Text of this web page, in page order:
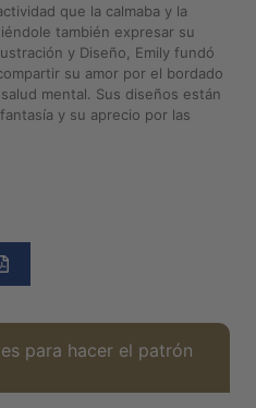
que la calmaba y la
también expresar su
y Diseño, Emily fundó
su amor por el bordado
mental. Sus diseños están
y su aprecio por las
para hacer el patrón